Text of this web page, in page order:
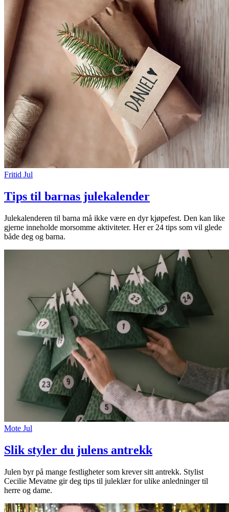
Fritid Jul
Tips til barnas julekalender
Julekalenderen til barna må ikke være en dyr kjøpefest. Den kan like
gjerne inneholde morsomme aktiviteter. Her er 24 tips som vil glede
både deg og barna.
Mote Jul
Slik styler du julens antrekk
Julen byr på mange festligheter som krever sitt antrekk. Stylist
Cecilie Mevatne gir deg tips til juleklær for ulike anledninger til
herre og dame.